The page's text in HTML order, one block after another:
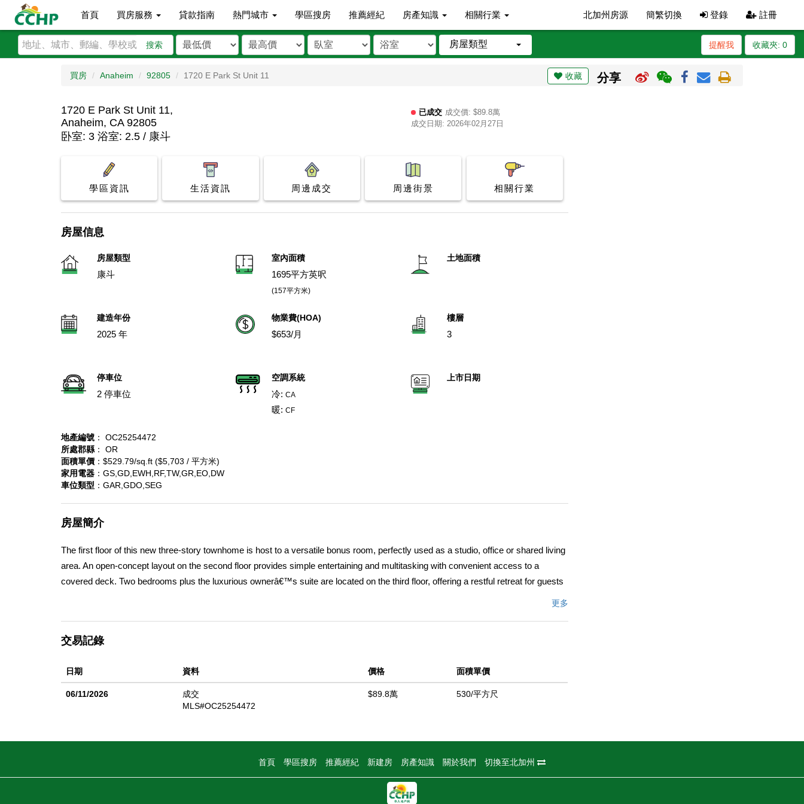
首頁 買房服務 貸款指南 熱門城市 學區搜房 推薦經紀 房產知識 相關行業 北加州房源 簡繁切換 登錄 註冊
搜索 房屋類型 收藏夾: 0
提醒我
買房 Anaheim 92805 1720 E Park St Unit 11 收藏 分享
1720 E Park St Unit 11,
Anaheim, CA 92805
已成交 成交價: $89.8萬
成交日期: 2026年02月27日
卧室: 3 浴室: 2.5 / 康斗
學區資訊 生活資訊 周邊成交 周邊街景 相關行業
房屋信息
房屋類型
康斗
室內面積
1695平方英呎
(157平方米)
土地面積
建造年份
2025 年
物業費(HOA)
$653/月
樓層
3
停車位
2 停車位
空調系統
冷:CA
暖:CF
上市日期
地產編號 ： OC25254472
所處郡縣 ： OR
面積單價 ：$529.79/sq.ft ($5,703 / 平方米)
家用電器 ：GS,GD,EWH,RF,TW,GR,EO,DW
車位類型 ：GAR,GDO,SEG
房屋簡介
The first floor of this new three-story townhome is host to a versatile bonus room, perfectly used as a studio, office or shared living
area. An open-concept layout on the second floor provides simple entertaining and multitasking with convenient access to a
covered deck. Two bedrooms plus the luxurious ownerâ€™s suite are located on the third floor, offering a restful retreat for guests
更多
交易記錄
日期 資料 價格 面積單價
06/11/2026
成交
MLS#OC25254472
$89.8萬 530/平方尺
首頁 學區搜房 推薦經紀 新建房 房產知識 關於我們 切換至北加州